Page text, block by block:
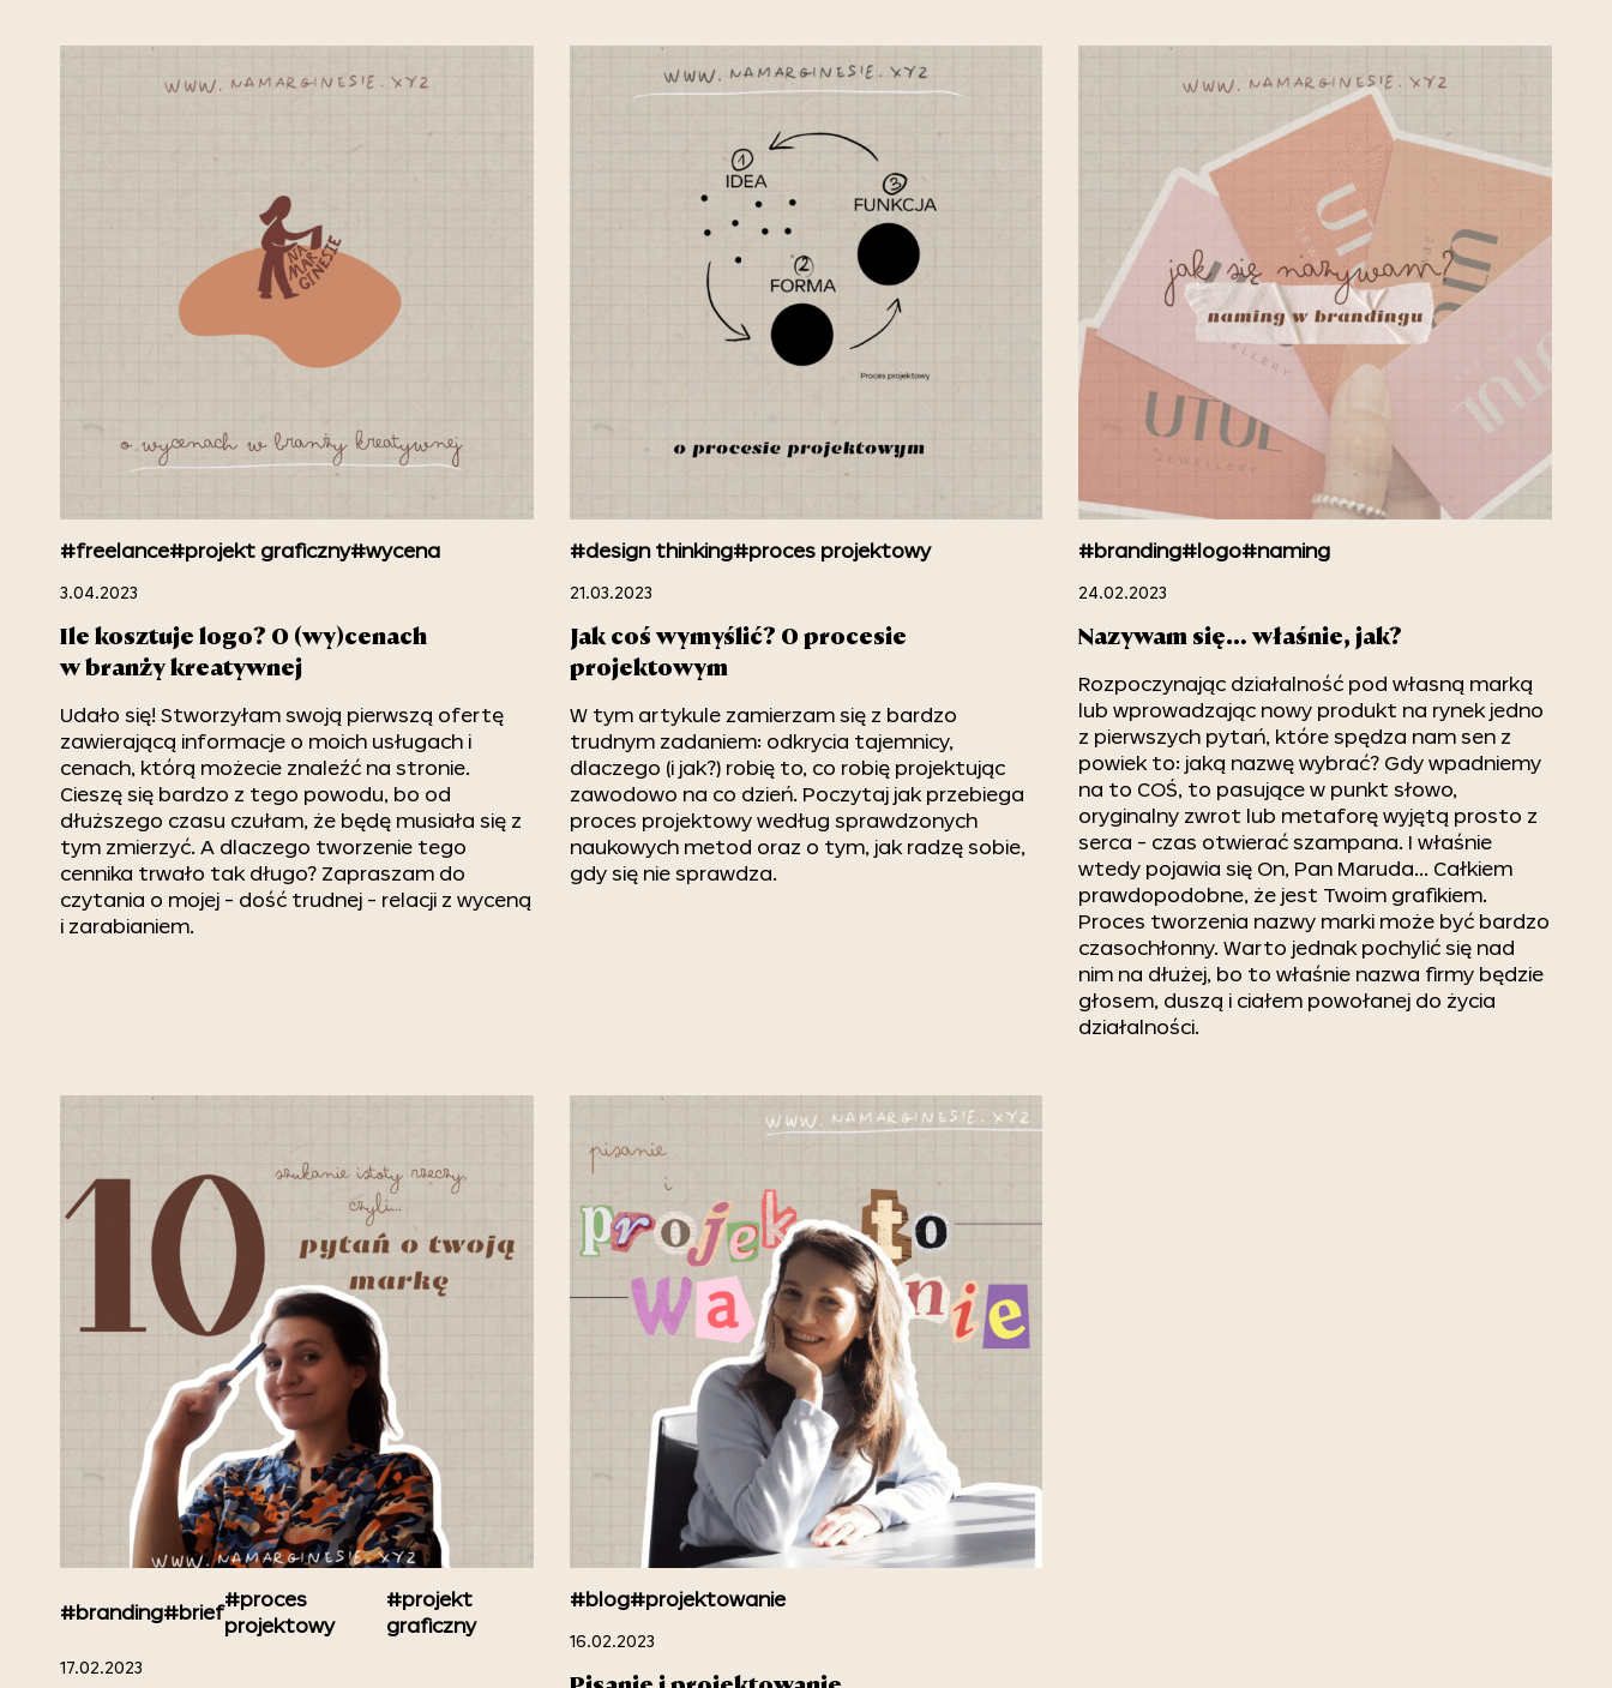
#freelance#projekt graficzny#wycena
3.04.2023
Ile kosztuje logo? O (wy)cenach
w branży kreatywnej
Udało się! Stworzyłam swoją pierwszą ofertę
zawierającą informacje o moich usługach i
cenach, którą możecie znaleźć na stronie.
Cieszę się bardzo z tego powodu, bo od
dłuższego czasu czułam, że będę musiała się z
tym zmierzyć. A dlaczego tworzenie tego
cennika trwało tak długo? Zapraszam do
czytania o mojej - dość trudnej - relacji z wyceną
i zarabianiem.
#design thinking#proces projektowy
21.03.2023
Jak coś wymyślić? O procesie
projektowym
W tym artykule zamierzam się z bardzo
trudnym zadaniem: odkrycia tajemnicy,
dlaczego (i jak?) robię to, co robię projektując
zawodowo na co dzień. Poczytaj jak przebiega
proces projektowy według sprawdzonych
naukowych metod oraz o tym, jak radzę sobie,
gdy się nie sprawdza.
#branding#logo#naming
24.02.2023
Nazywam się… właśnie, jak?
Rozpoczynając działalność pod własną marką
lub wprowadzając nowy produkt na rynek jedno
z pierwszych pytań, które spędza nam sen z
powiek to: jaką nazwę wybrać? Gdy wpadniemy
na to COŚ, to pasujące w punkt słowo,
oryginalny zwrot lub metaforę wyjętą prosto z
serca - czas otwierać szampana. I właśnie
wtedy pojawia się On, Pan Maruda… Całkiem
prawdopodobne, że jest Twoim grafikiem.
Proces tworzenia nazwy marki może być bardzo
czasochłonny. Warto jednak pochylić się nad
nim na dłużej, bo to właśnie nazwa firmy będzie
głosem, duszą i ciałem powołanej do życia
działalności.
#branding#brief
#proces
projektowy
#projekt
graficzny
17.02.2023
#blog#projektowanie
16.02.2023